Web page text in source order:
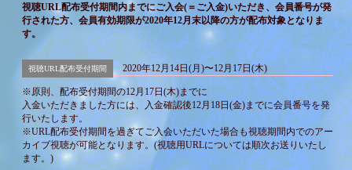
視聴URL配布受付期間内までにご入会(＝ご入金)いただき、会員番号が発
行された方、会員有効期限が2020年12月末以降の方が配布対象となりま
す。
視聴URL配布受付期間 2020年12月14日(月)〜12月17日(木)
※原則、配布受付期間の12月17日(木)までに
入金いただきました方には、入金確認後12月18日(金)までに会員番号を発
行いたします。
※URL配布受付期間を過ぎてご入会いただいた場合も視聴期間内でのアー
カイブ視聴が可能となります。(視聴用URLについては順次お送りいたし
ます。)